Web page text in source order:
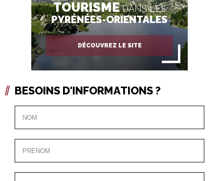
TOURISMEDANS LES
PYRÉNÉES-ORIENTALES
DÉCOUVREZ LE SITE
BESOINS D'INFORMATIONS ?